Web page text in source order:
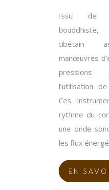
Issu de
tibétain
manœuvres
pressions
l’utilisation
Ces
rythme du
une onde
les flux
EN